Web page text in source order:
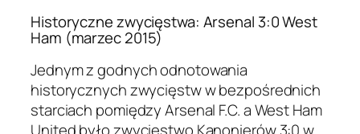
Historyczne zwycięstwa: Arsenal 3:0 West
Ham (marzec 2015)
Jednym z godnych odnotowania
historycznych zwycięstw w bezpośrednich
starciach pomiędzy Arsenal F.C. a West Ham